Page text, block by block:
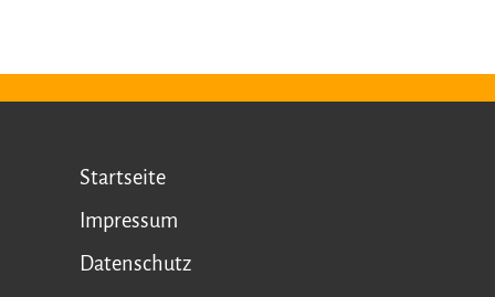
Startseite
Impressum
Datenschutz